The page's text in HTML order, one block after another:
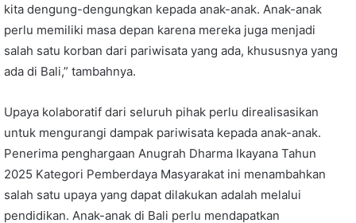
kita dengung-dengungkan kepada anak-anak. Anak-anak
perlu memiliki masa depan karena mereka juga menjadi
salah satu korban dari pariwisata yang ada, khususnya yang
ada di Bali,” tambahnya.
Upaya kolaboratif dari seluruh pihak perlu direalisasikan
untuk mengurangi dampak pariwisata kepada anak-anak.
Penerima penghargaan Anugrah Dharma Ikayana Tahun
2025 Kategori Pemberdaya Masyarakat ini menambahkan
salah satu upaya yang dapat dilakukan adalah melalui
pendidikan. Anak-anak di Bali perlu mendapatkan